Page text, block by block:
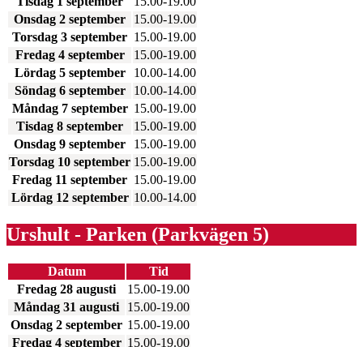
Onsdag 2 september
15.00-19.00
Torsdag 3 september 15.00-19.00
Fredag 4 september
15.00-19.00
Lördag 5 september
10.00-14.00
Söndag 6 september
10.00-14.00
Måndag 7 september 15.00-19.00
Tisdag 8 september
15.00-19.00
Onsdag 9 september
15.00-19.00
Torsdag 10 september 15.00-19.00
Fredag 11 september 15.00-19.00
Lördag 12 september 10.00-14.00
Urshult - Parken (Parkvägen 5)
Datum
Tid
Fredag 28 augusti
15.00-19.00
Måndag 31 augusti
15.00-19.00
Onsdag 2 september 15.00-19.00
Fredag 4 september 15.00-19.00